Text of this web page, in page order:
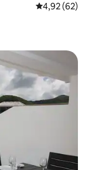
5 üzerinden
4,92 (62)